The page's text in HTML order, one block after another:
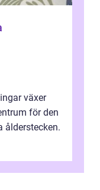
växer
för den
ålderstecken.